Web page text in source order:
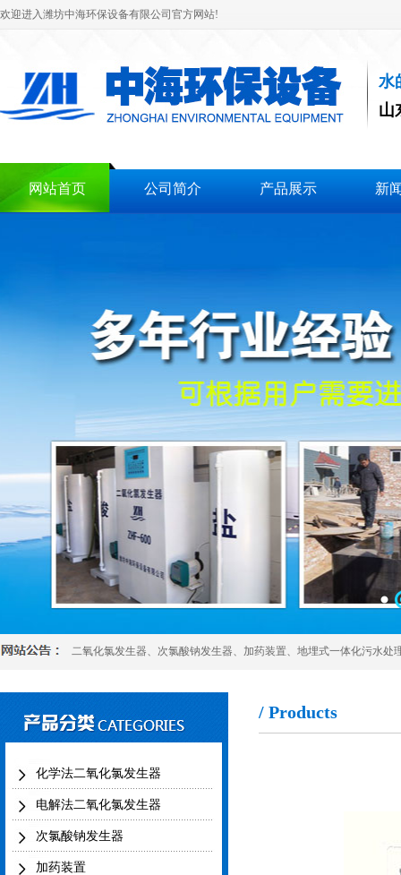
欢迎进入潍坊中海环保设备有限公司官方网站!
水
山
网站首页 公司简介 产品展示 新
二氧化氯发生器、 次氯酸钠发生器、 加药装置、 地埋式一体化污水处
化学法二氧化氯发生器
电解法二氧化氯发生器
次氯酸钠发生器
加药装置
/ Products